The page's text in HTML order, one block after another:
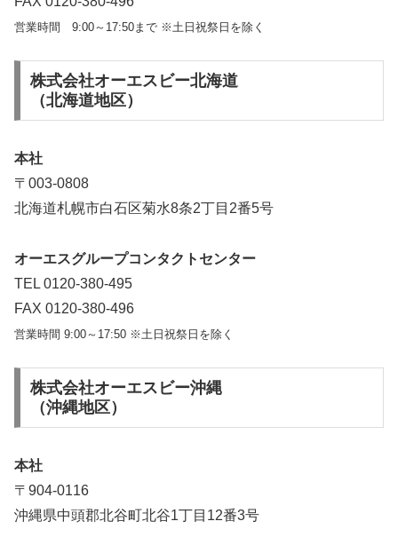
営業時間 9:00～17:50まで ※土日祝祭日を除く
株式会社オーエスビー北海道
（北海道地区）
本社
〒003-0808
北海道札幌市白石区菊水8条2丁目2番5号
オーエスグループコンタクトセンター
TEL 0120-380-495
FAX 0120-380-496
営業時間 9:00～17:50 ※土日祝祭日を除く
株式会社オーエスビー沖縄
（沖縄地区）
本社
〒904-0116
沖縄県中頭郡北谷町北谷1丁目12番3号